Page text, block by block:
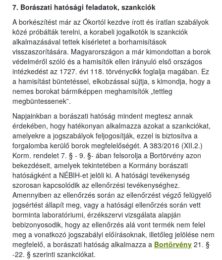
7. Borászati hatósági feladatok, szankciók
A borkészítést már az Ókortól kezdve írott és íratlan szabályok
közé próbálták terelni, a korabeli jogalkotók is szankciók
alkalmazásával tettek kísérletet a borhamisítások
visszaszorítására. Magyarországon a már kimondottan a borok
védelméről szóló és a hamisítók ellen irányuló első országos
intézkedést az 1727. évi 118. törvénycikk foglalja magában. Ez
a hamisítást büntetéssel, elkobzással sújtja, s kimondja, hogy a
nemes borokat bármiképpen meghamisítók „tettleg
megbüntessenek”.
Napjainkban a borászati hatóság mindent megtesz annak
érdekében, hogy hatékonyan alkalmazza azokat a szankciókat,
amelyekre a jogszabályok feljogosítják, ezzel is biztosítva a
forgalomba kerülő borok megfelelőségét. A 383/2016 (XII.2.)
Korm. rendelet 7. § - 9. §- ában felsorolja a Bortörvény azon
bekezdéseit, amelyek tekintetében a Kormány borászati
hatóságként a NÉBIH-et jelöli ki. A hatósági tevékenység
szorosan kapcsolódik az ellenőrzési tevékenységhez.
Amennyiben az ellenőrzés során az ellenőrzést végző felügyelő
jogsértést állapít meg, vagy a hatósági ellenőrzés során vett
borminta laboratóriumi, érzékszervi vizsgálata alapján
bebizonyosodik, hogy az ellenőrzés alá vont termék nem felel
meg a vonatkozó jogszabályi előírásoknak, illetőleg jelölése nem
megfelelő, a borászati hatóság alkalmazza a Bortörvény 21. §
-22. § szerinti szankciókat.